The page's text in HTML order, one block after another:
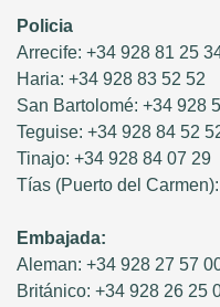
Policia
Arrecife: +34 928 81 25
Haria: +34 928 83 52 52
San Bartolomé: +34 928
Teguise: +34 928 84 52
Tinajo: +34 928 84 07 29
Tías (Puerto del
Embajada:
Aleman: +34 928 27 57
Británico: +34 928 26 25